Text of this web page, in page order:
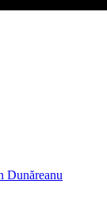
Dunăreanu